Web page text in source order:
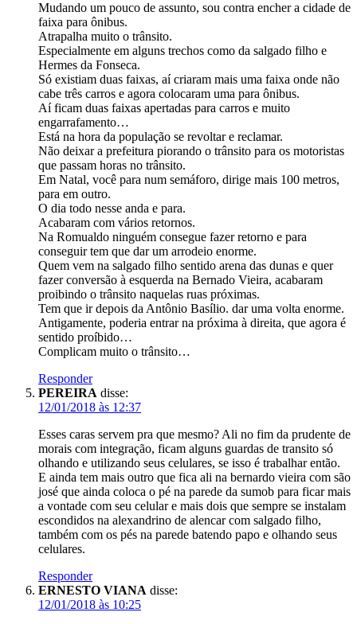
Mudando um pouco de assunto, sou contra encher a cidade de
faixa para ônibus.
Atrapalha muito o trânsito.
Especialmente em alguns trechos como da salgado filho e
Hermes da Fonseca.
Só existiam duas faixas, aí criaram mais uma faixa onde não
cabe três carros e agora colocaram uma para ônibus.
Aí ficam duas faixas apertadas para carros e muito
engarrafamento…
Está na hora da população se revoltar e reclamar.
Não deixar a prefeitura piorando o trânsito para os motoristas
que passam horas no trânsito.
Em Natal, você para num semáforo, dirige mais 100 metros,
para em outro.
O dia todo nesse anda e para.
Acabaram com vários retornos.
Na Romualdo ninguém consegue fazer retorno e para
conseguir tem que dar um arrodeio enorme.
Quem vem na salgado filho sentido arena das dunas e quer
fazer conversão à esquerda na Bernado Vieira, acabaram
proibindo o trânsito naquelas ruas próximas.
Tem que ir depois da Antônio Basílio. dar uma volta enorme.
Antigamente, poderia entrar na próxima à direita, que agora é
sentido proíbido…
Complicam muito o trânsito…
Responder
PEREIRA disse:
12/01/2018 às 12:37
Esses caras servem pra que mesmo? Ali no fim da prudente de
morais com integração, ficam alguns guardas de transito só
olhando e utilizando seus celulares, se isso é trabalhar então.
E ainda tem mais outro que fica ali na bernardo vieira com são
josé que ainda coloca o pé na parede da sumob para ficar mais
a vontade com seu celular e mais dois que sempre se instalam
escondidos na alexandrino de alencar com salgado filho,
também com os pés na parede batendo papo e olhando seus
celulares.
Responder
ERNESTO VIANA disse:
12/01/2018 às 10:25